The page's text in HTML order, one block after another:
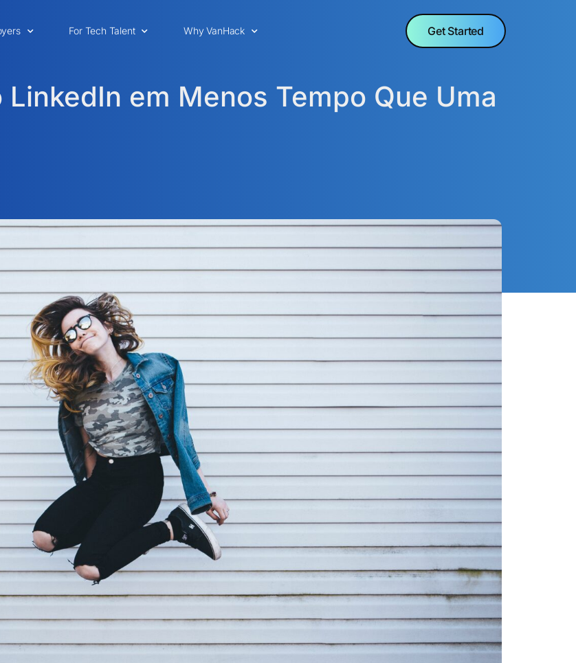
For Tech Talent Why VanHack Get Started
em Menos Tempo Que Uma